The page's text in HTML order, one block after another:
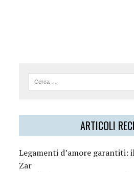
ARTICOLI
Legamenti d’amore garantiti:
Zar